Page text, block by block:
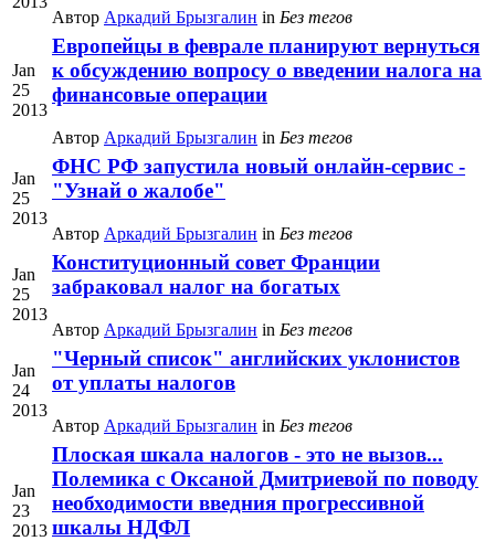
Автор Аркадий Брызгалин in Без тегов
Jan
25
2013
Европейцы в феврале планируют вернуться
к обсуждению вопросу о введении налога на
финансовые операции
Автор Аркадий Брызгалин in Без тегов
Jan
25
2013
ФНС РФ запустила новый онлайн-сервис -
"Узнай о жалобе"
Автор Аркадий Брызгалин in Без тегов
Jan
25
2013
Конституционный совет Франции
забраковал налог на богатых
Автор Аркадий Брызгалин in Без тегов
Jan
24
2013
"Черный список" английских уклонистов
от уплаты налогов
Автор Аркадий Брызгалин in Без тегов
Jan
23
2013
Плоская шкала налогов - это не вызов...
Полемика с Оксаной Дмитриевой по поводу
необходимости введния прогрессивной
шкалы НДФЛ